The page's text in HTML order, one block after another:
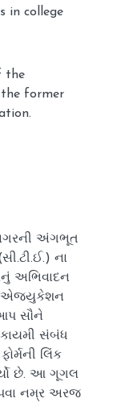
in college
the
former
અંગભૂત
ના
અભિવાદન
એજ્યુકેશન
સૌને
સંબંધ
લિંક
છે. આ ગૂગલ
નમ્ર અરજ